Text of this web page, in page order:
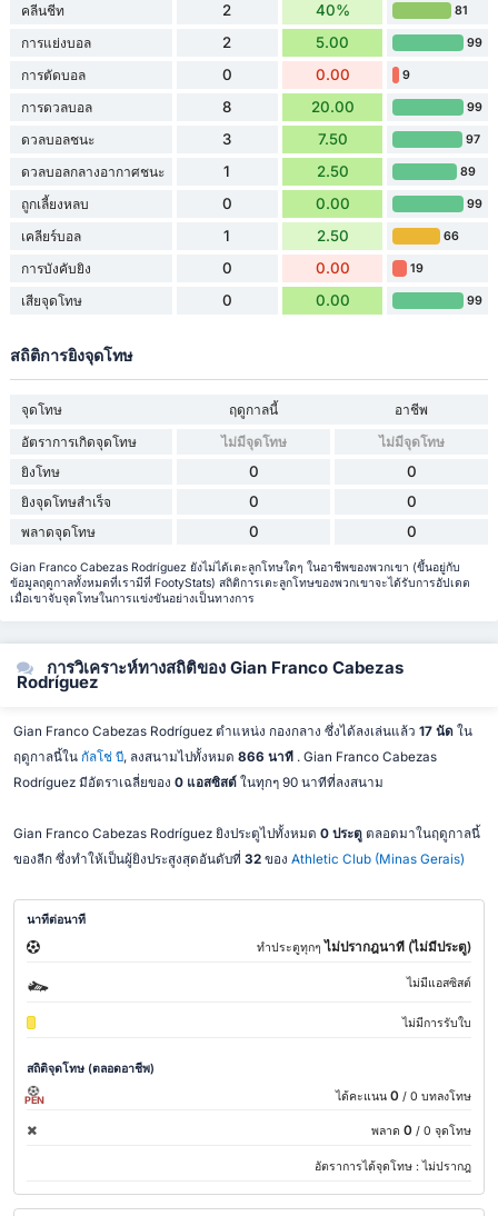
คลีนชีท 2 40% 81
การแย่งบอล 2 5.00 99
การตัดบอล 0 0.00 9
การดวลบอล 8 20.00 99
ดวลบอลชนะ 3 7.50 97
ดวลบอลกลางอากาศชนะ 1 2.50 89
ถูกเลี้ยงหลบ 0 0.00 99
เคลียร์บอล 1 2.50 66
การบังคับยิง 0 0.00 19
เสียจุดโทษ 0 0.00 99
สถิติการยิงจุดโทษ
จุดโทษ ฤดูกาลนี้
อาชีพ
อัตราการเกิดจุดโทษ
ไม่มีจุดโทษ
ไม่มีจุดโทษ
ยิงโทษ
0 0
ยิงจุดโทษสำเร็จ 0 0
พลาดจุดโทษ 0 0
Gian Franco Cabezas Rodríguez ยังไม่ได้เตะลูกโทษใดๆ ในอาชีพของพวกเขา (ขึ้นอยู่กับ
ข้อมูลฤดูกาลทั้งหมดที่เรามีที่ FootyStats) สถิติการเตะลูกโทษของพวกเขาจะได้รับการอัปเดต
เมื่อเขาจับจุดโทษในการแข่งขันอย่างเป็นทางการ
การวิเคราะห์ทางสถิติของ Gian Franco Cabezas
Rodríguez
Gian Franco Cabezas Rodríguez ตำแหน่ง กองกลาง ซึ่งได้ลงเล่นแล้ว 17 นัดใน
ฤดูกาลนี้ใน กัลโช่ บี, ลงสนามไปทั้งหมด 866 นาที . Gian Franco Cabezas
Rodríguez มีอัตราเฉลี่ยของ 0 แอสซิสต์ในทุกๆ 90 นาทีที่ลงสนาม
Gian Franco Cabezas Rodríguez ยิงประตูไปทั้งหมด 0 ประตูตลอดมาในฤดูกาลนี้
ของลีก ซึ่งทำให้เป็นผู้ยิงประสูงสุดอันดับที่ 32ของ Athletic Club (Minas Gerais)
นาทีต่อนาที
ทำประตูทุกๆไม่ปรากฎนาที (ไม่มีประตู)
ไม่มีแอสซิสต์
ไม่มีการรับใบ
สถิติจุดโทษ (ตลอดอาชีพ)
PEN ได้คะแนน 0 / 0 บทลงโทษ
พลาด 0 / 0 จุดโทษ
อัตราการได้จุดโทษ :ไม่ปรากฎ